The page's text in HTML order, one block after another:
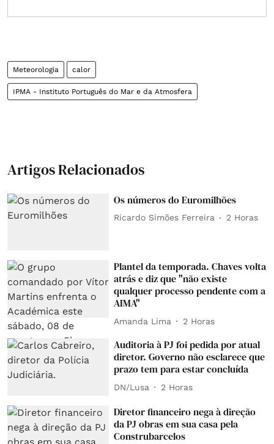
Meteorologia calor
IPMA - Instituto Português do Mar e da Atmosfera
Artigos Relacionados
Os números do Euromilhões
Ricardo Simões Ferreira 2 Horas
Plantel da temporada. Chaves volta
atrás e diz que "não existe
qualquer processo pendente com a
AIMA"
Amanda Lima 2 Horas
Auditoria à PJ foi pedida por atual
diretor. Governo não esclarece que
prazo tem para estar concluída
DN/Lusa 2 Horas
Diretor financeiro nega à direção
da PJ obras em sua casa pela
Construbarcelos